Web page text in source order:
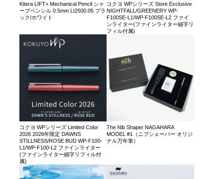
Kitera LIFT+ Mechanical Pencil シャ
ープペンシル 0.5mm LI2500.05 ブラ
ック/ホワイト
コクヨ WPシリーズ Store Exclusive
NIGHTFALL/GREENERY WP-
F100SE-L1/WP-F100SE-L2 ファイ
ンライター(ファインライター細字リ
フィル付属)
コクヨ WPシリーズ Limited Color
2026 2026年限定 DAWNS
STILLNESS/ROSE BUD WP-F100-
L1/WP-F100-L2 ファインライター
(ファインライター細字リフィル付
属)
The Nib Shaper NAGAHARA
MODEL #1（ニブシェーパー オリジ
ナル万年筆）